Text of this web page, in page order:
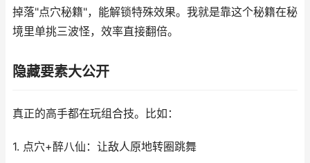
掉落"点穴秘籍"，能解锁特殊效果。我就是靠这个秘籍在秘
境里单挑三波怪，效率直接翻倍。
隐藏要素大公开
真正的高手都在玩组合技。比如：
1. 点穴+醉八仙：让敌人原地转圈跳舞